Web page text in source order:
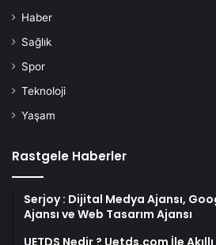
Haber
Sağlık
Spor
Teknoloji
Yaşam
Rastgele Haberler
Serjoy : Dijital Medya Ajansı,
Ajansı ve Web Tasarım Ajansı
UETDS Nedir ? Uetds.com İle